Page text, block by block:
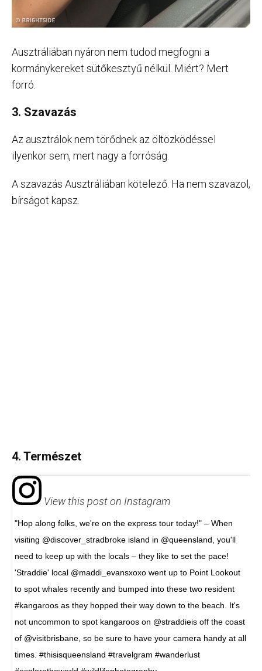
Ausztráliában nyáron nem tudod megfogni a
kormánykereket sütőkesztyű nélkül. Miért? Mert
forró.
3. Szavazás
Az ausztrálok nem törődnek az öltözködéssel
ilyenkor sem, mert nagy a forróság.
A szavazás Ausztráliában kötelező. Ha nem szavazol,
bírságot kapsz.
4. Természet
View this post on Instagram
"Hop along folks, we're on the express tour today!" – When
visiting @discover_stradbroke island in @queensland, you'll
need to keep up with the locals – they like to set the pace!
'Straddie' local @maddi_evansxoxo went up to Point Lookout
to spot whales recently and bumped into these two resident
#kangaroos as they hopped their way down to the beach. It's
not uncommon to spot kangaroos on @straddieis off the coast
of @visitbrisbane, so be sure to have your camera handy at all
times. #thisisqueensland #travelgram #wanderlust